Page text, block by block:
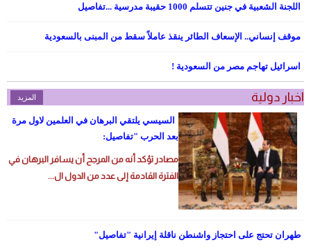
اللجنة الشعبية في جنين تتسلم 1000 حقيبة مدرسية ...تفاصيل
موقف إنساني.. الإسعاف الطائر ينقذ عاملاً سقط من المبنى بالسعودية
اسرائيل تهاجم مصر من السعودية !
اخبار دولية المزيد
السيسي يلتقي البرهان في العلمين لاول مرة
بعد الحرب "تفاصيل:
مصادر تؤكد أنه من المرجح أن يسافر البرهان في
الفترة القادمة إلى عدد من الدول ال...
طهران تحتج على احتجاز واشنطن ناقلة إيرانية "تفاصيل"